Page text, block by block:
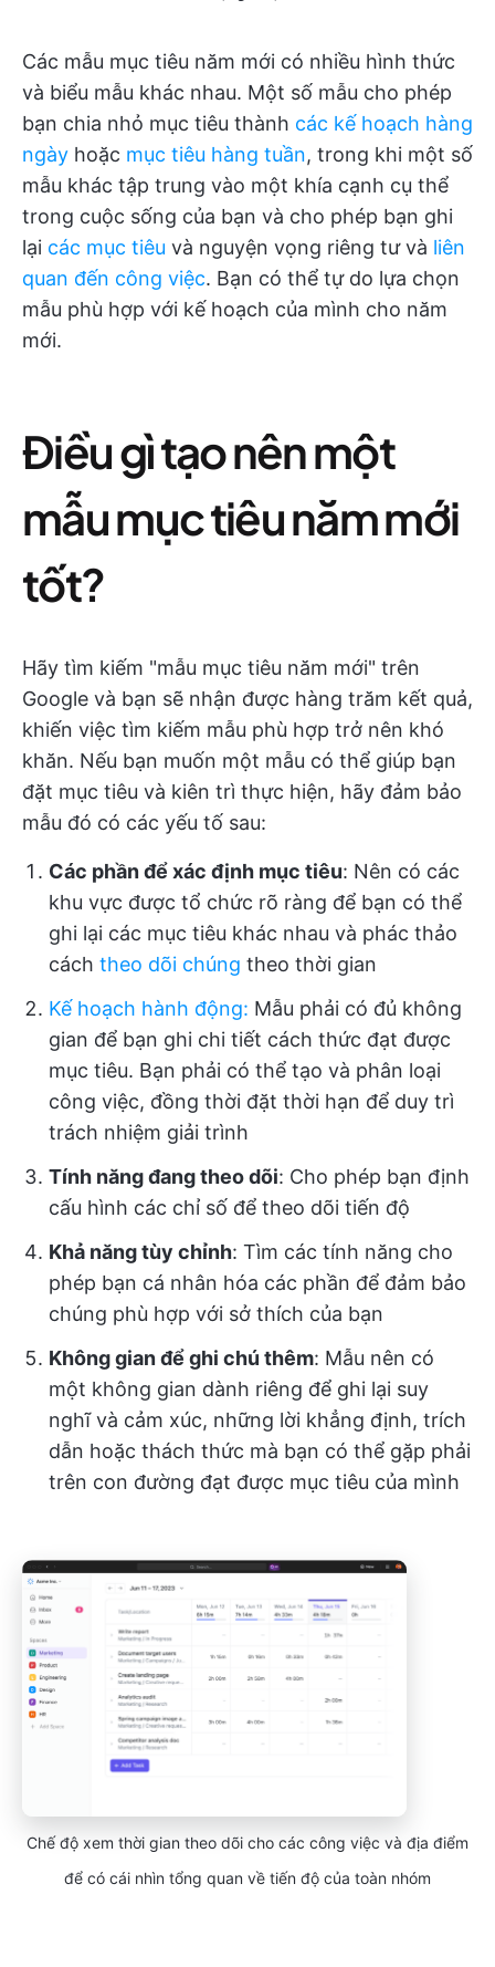
Các mẫu mục tiêu năm mới có nhiều hình thức
và biểu mẫu khác nhau. Một số mẫu cho phép
bạn chia nhỏ mục tiêu thành các kế hoạch hàng
ngày hoặc mục tiêu hàng tuần, trong khi một số
mẫu khác tập trung vào một khía cạnh cụ thể
trong cuộc sống của bạn và cho phép bạn ghi
lại các mục tiêu và nguyện vọng riêng tư và liên
quan đến công việc. Bạn có thể tự do lựa chọn
mẫu phù hợp với kế hoạch của mình cho năm
mới.
Điều gì tạo nên một
mẫu mục tiêu năm mới
tốt?
Hãy tìm kiếm "mẫu mục tiêu năm mới" trên
Google và bạn sẽ nhận được hàng trăm kết quả,
khiến việc tìm kiếm mẫu phù hợp trở nên khó
khăn. Nếu bạn muốn một mẫu có thể giúp bạn
đặt mục tiêu và kiên trì thực hiện, hãy đảm bảo
mẫu đó có các yếu tố sau:
Các phần để xác định mục tiêu: Nên có các
khu vực được tổ chức rõ ràng để bạn có thể
ghi lại các mục tiêu khác nhau và phác thảo
cách theo dõi chúng theo thời gian
Kế hoạch hành động: Mẫu phải có đủ không
gian để bạn ghi chi tiết cách thức đạt được
mục tiêu. Bạn phải có thể tạo và phân loại
công việc, đồng thời đặt thời hạn để duy trì
trách nhiệm giải trình
Tính năng đang theo dõi: Cho phép bạn định
cấu hình các chỉ số để theo dõi tiến độ
Khả năng tùy chỉnh: Tìm các tính năng cho
phép bạn cá nhân hóa các phần để đảm bảo
chúng phù hợp với sở thích của bạn
Không gian để ghi chú thêm: Mẫu nên có
một không gian dành riêng để ghi lại suy
nghĩ và cảm xúc, những lời khẳng định, trích
dẫn hoặc thách thức mà bạn có thể gặp phải
trên con đường đạt được mục tiêu của mình
Chế độ xem thời gian theo dõi cho các công việc và địa điểm
để có cái nhìn tổng quan về tiến độ của toàn nhóm